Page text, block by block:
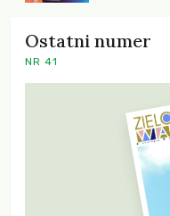
Ostatni numer
NR 41